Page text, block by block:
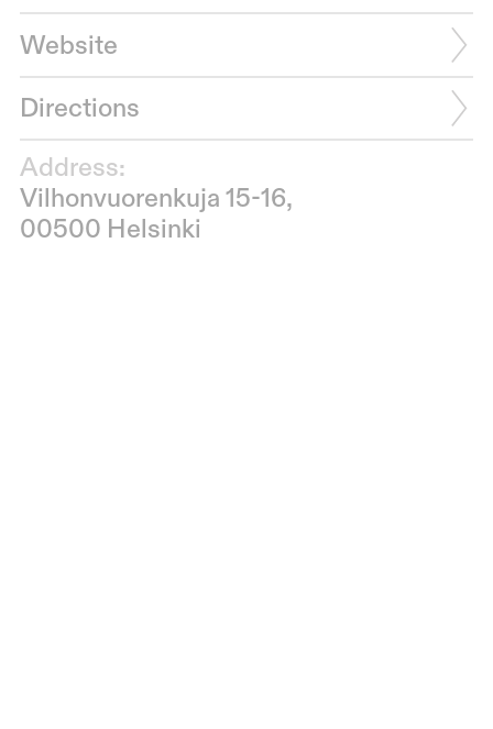
Website
Directions
Address:
Vilhonvuorenkuja 15-16,
00500 Helsinki